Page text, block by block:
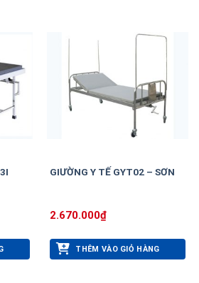
GIƯỜNG Y TẾ GYT02 – SƠN
2.670.000₫
THÊM VÀO GIỎ HÀNG